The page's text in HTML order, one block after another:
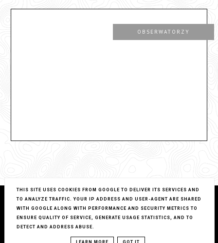
OBSERWATORZY
THIS SITE USES COOKIES FROM GOOGLE TO DELIVER ITS SERVICES AND
TO ANALYZE TRAFFIC. YOUR IP ADDRESS AND USER-AGENT ARE SHARED
WITH GOOGLE ALONG WITH PERFORMANCE AND SECURITY METRICS TO
ENSURE QUALITY OF SERVICE, GENERATE USAGE STATISTICS, AND TO
DETECT AND ADDRESS ABUSE.
LEARN MORE GOT IT